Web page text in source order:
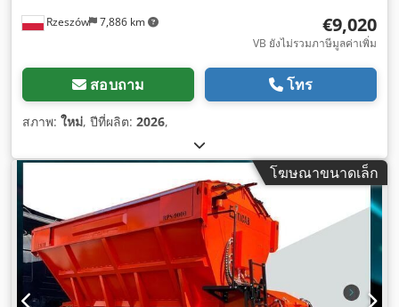
Rzeszów 7,886 km €9,020
VB ยังไม่รวมภาษีมูลค่าเพิ่ม
สอบถาม โทร
สภาพ: ใหม่, ปีที่ผลิต: 2026,
โฆษณาขนาดเล็ก